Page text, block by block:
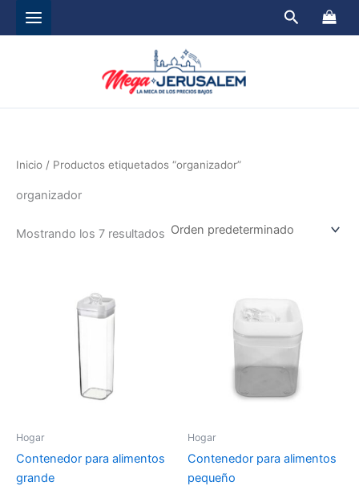
Buscar
Inicio / Productos etiquetados “organizador”
organizador
Mostrando los 7 resultados
Hogar
Contenedor para alimentos
grande
Hogar
Contenedor para alimentos
pequeño